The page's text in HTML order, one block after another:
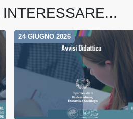
24 GIUGNO 2026